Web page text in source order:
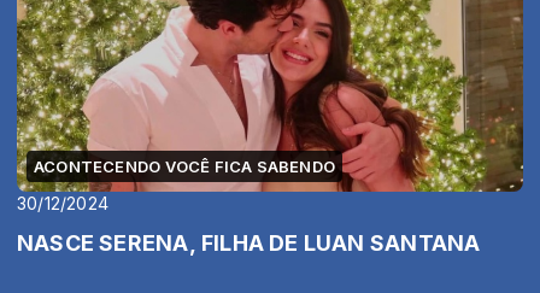
ACONTECENDO VOCÊ FICA SABENDO
30/12/2024
NASCE SERENA, FILHA DE LUAN SANTANA